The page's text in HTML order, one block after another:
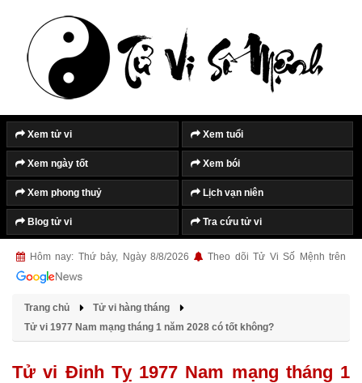
Xem tử vi Xem tuổi
Xem ngày tốt Xem bói
Xem phong thuỷ Lịch vạn niên
Blog tử vi Tra cứu tử vi
Hôm nay: Thứ bảy, Ngày 8/8/2026 Theo dõi Tử Vi Số Mệnh trên
Trang chủ
Tử vi hàng tháng
Tử vi 1977 Nam mạng tháng 1 năm 2028 có tốt không?
Tử vi Đinh Tỵ 1977 Nam mạng tháng 1